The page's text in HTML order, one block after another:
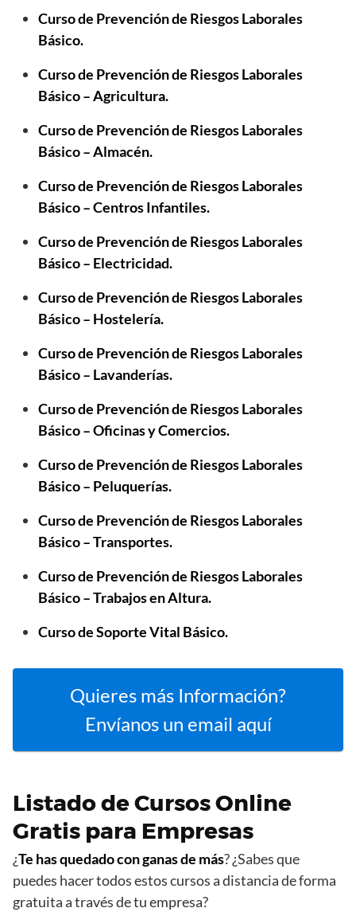
Curso de Prevención de Riesgos Laborales
Básico.
Curso de Prevención de Riesgos Laborales
Básico – Agricultura.
Curso de Prevención de Riesgos Laborales
Básico – Almacén.
Curso de Prevención de Riesgos Laborales
Básico – Centros Infantiles.
Curso de Prevención de Riesgos Laborales
Básico – Electricidad.
Curso de Prevención de Riesgos Laborales
Básico – Hostelería.
Curso de Prevención de Riesgos Laborales
Básico – Lavanderías.
Curso de Prevención de Riesgos Laborales
Básico – Oficinas y Comercios.
Curso de Prevención de Riesgos Laborales
Básico – Peluquerías.
Curso de Prevención de Riesgos Laborales
Básico – Transportes.
Curso de Prevención de Riesgos Laborales
Básico – Trabajos en Altura.
Curso deSoporte Vital Básico.
Quieres más Información?
Envíanos un email aquí
Listado de Cursos Online
Gratis para Empresas
¿Te has quedado con ganas de más? ¿Sabes que
puedes hacer todos estos cursos a distancia de forma
gratuita a través de tu empresa?